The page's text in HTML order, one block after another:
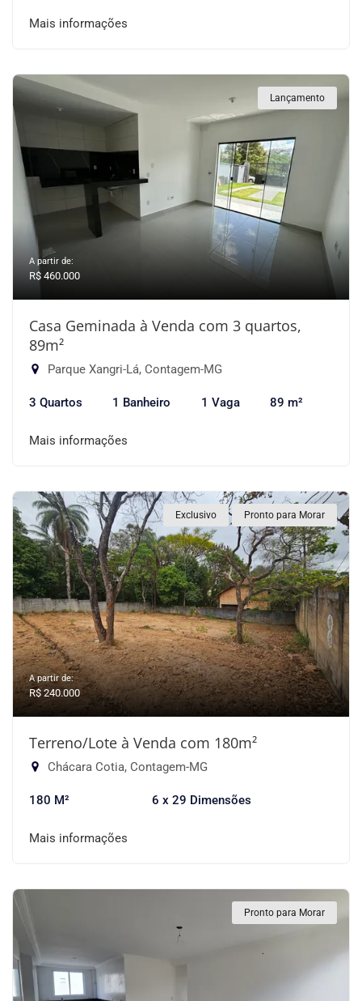
Mais informações
Lançamento
A partir de:
R$ 460.000
Casa Geminada à Venda com 3 quartos,
89m²
Parque Xangri-Lá, Contagem-MG
3 Quartos 1 Banheiro 1 Vaga 89 m²
Mais informações
Exclusivo Pronto para Morar
A partir de:
R$ 240.000
Terreno/Lote à Venda com 180m²
Chácara Cotia, Contagem-MG
180 M² 6 x 29 Dimensões
Mais informações
Pronto para Morar